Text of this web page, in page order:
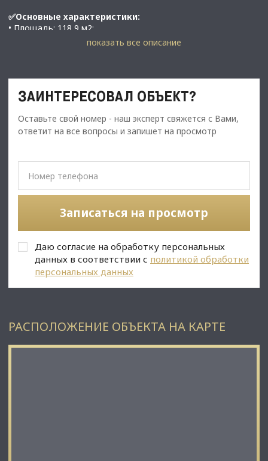
✅Основные характеристики:
• Площадь: 118,9 м2;
• Мощность электросети: 35 кВт;
• Арендная ставка -первые 3 месяца 250 000 руб./мес
затем 300 000 руб./мес.;
✅Описание:
автомобильный трафик;
• 2 санузла;
• Помещение в хорошем состоянии;
• Все коммуникации: телефонные линии, водоснабжение,
канализация, теплоснабжение;
☎ Звоните, организуем просмотр в удобное Вам время.
показать все описание
ЗАИНТЕРЕСОВАЛ ОБЪЕКТ?
Оставьте свой номер - наш эксперт свяжется с Вами,
ответит на все вопросы и запишет на просмотр
Записаться на просмотр
Даю согласие на обработку персональных
данных в соответствии с политикой обработки
персональных данных
РАСПОЛОЖЕНИЕ ОБЪЕКТА НА КАРТЕ